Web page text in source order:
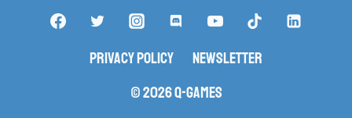
Privacy Policy
Newsletter
© 2026 Q-Games